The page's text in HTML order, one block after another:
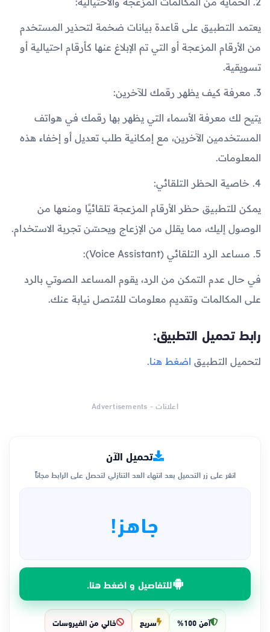
يعتمد التطبيق على قاعدة بيانات ضخمة لتحذير المستخدم
من الأرقام المزعجة أو التي تم الإبلاغ عنها كأرقام احتيالية أو
تسويقية.
3. معرفة كيف يظهر رقمك للآخرين:
يتيح لك معرفة الأسماء التي يظهر بها رقمك في هواتف
المستخدمين الآخرين، مع إمكانية طلب تعديل أو إخفاء هذه
المعلومات.
4. خاصية الحظر التلقائي:
يمكن للتطبيق حظر الأرقام المزعجة تلقائيًا ومنعها من
الوصول إليك، مما يقلل من الإزعاج ويحسّن تجربة الاستخدام.
5. مساعد الرد التلقائي (Voice Assistant):
في حال عدم التمكن من الرد، يقوم المساعد الصوتي بالرد
على المكالمات وتقديم معلومات للمُتصل نيابة عنك.
رابط تحميل التطبيق:
لتحميل التطبيق اضغط هنا.
اعلانات - Advertisements
تحميل الآن
انقر على زر التحميل بعد انتهاء العد التنازلي لتحصل على الرابط مجاناً
جاهز!
للتفاصيل و اضغط هنا.
آمن 100% سريع خالي من الفيروسات